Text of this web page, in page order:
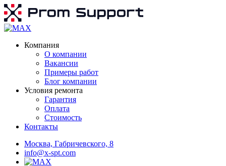
Компания
О компании
Вакансии
Примеры работ
Блог компании
Условия ремонта
Гарантия
Оплата
Стоимость
Контакты
Москва, Габричевского, 8
info@x-spt.com